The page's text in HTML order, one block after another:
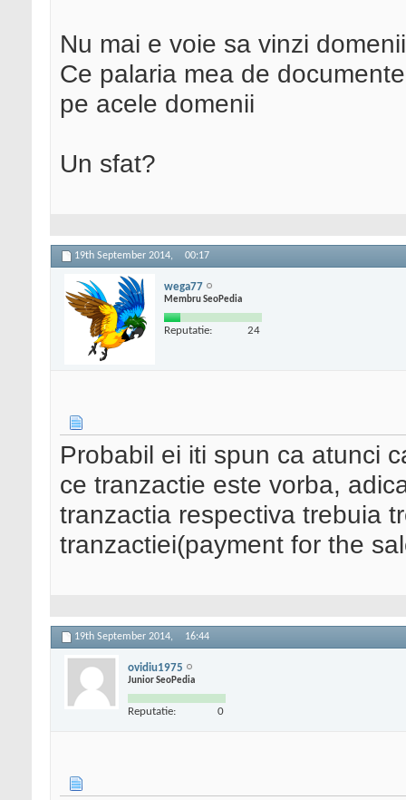
Nu mai e voie sa vinzi
Ce palaria mea de
pe acele domenii
Un sfat?
19th September 2014, 00:17
wega77
Membru SeoPedia
Reputatie: 24
Probabil ei iti spun ca atunci
ce tranzactie este vorba,
tranzactia respectiva trebuia
tranzactiei(payment for the
19th September 2014, 16:44
ovidiu1975
Junior SeoPedia
Reputatie: 0